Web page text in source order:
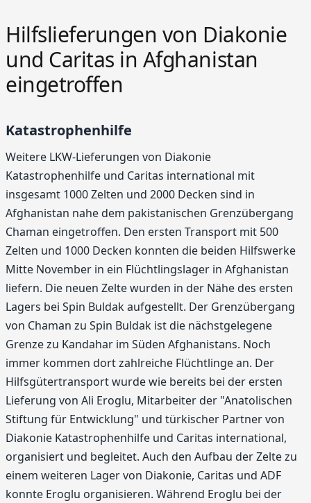
Hilfslieferungen von Diakonie
und Caritas in Afghanistan
eingetroffen
Katastrophenhilfe
Weitere LKW-Lieferungen von Diakonie
Katastrophenhilfe und Caritas international mit
insgesamt 1000 Zelten und 2000 Decken sind in
Afghanistan nahe dem pakistanischen Grenzübergang
Chaman eingetroffen. Den ersten Transport mit 500
Zelten und 1000 Decken konnten die beiden Hilfswerke
Mitte November in ein Flüchtlingslager in Afghanistan
liefern. Die neuen Zelte wurden in der Nähe des ersten
Lagers bei Spin Buldak aufgestellt. Der Grenzübergang
von Chaman zu Spin Buldak ist die nächstgelegene
Grenze zu Kandahar im Süden Afghanistans. Noch
immer kommen dort zahlreiche Flüchtlinge an. Der
Hilfsgütertransport wurde wie bereits bei der ersten
Lieferung von Ali Eroglu, Mitarbeiter der "Anatolischen
Stiftung für Entwicklung" und türkischer Partner von
Diakonie Katastrophenhilfe und Caritas international,
organisiert und begleitet. Auch den Aufbau der Zelte zu
einem weiteren Lager von Diakonie, Caritas und ADF
konnte Eroglu organisieren. Während Eroglu bei der